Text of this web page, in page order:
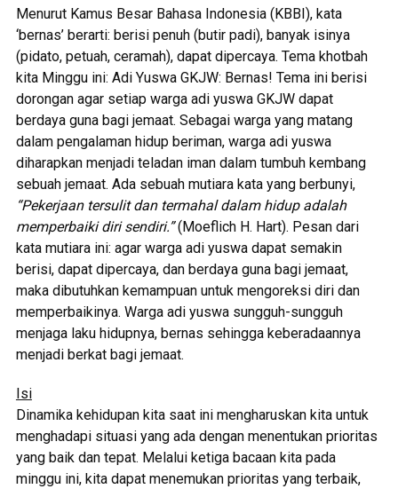
Menurut Kamus Besar Bahasa Indonesia (KBBI), kata
‘bernas’ berarti: berisi penuh (butir padi), banyak isinya
(pidato, petuah, ceramah), dapat dipercaya. Tema khotbah
kita Minggu ini: Adi Yuswa GKJW: Bernas! Tema ini berisi
dorongan agar setiap warga adi yuswa GKJW dapat
berdaya guna bagi jemaat. Sebagai warga yang matang
dalam pengalaman hidup beriman, warga adi yuswa
diharapkan menjadi teladan iman dalam tumbuh kembang
sebuah jemaat. Ada sebuah mutiara kata yang berbunyi,
“Pekerjaan tersulit dan termahal dalam hidup adalah
memperbaiki diri sendiri.”(Moeflich H. Hart). Pesan dari
kata mutiara ini: agar warga adi yuswa dapat semakin
berisi, dapat dipercaya, dan berdaya guna bagi jemaat,
maka dibutuhkan kemampuan untuk mengoreksi diri dan
memperbaikinya. Warga adi yuswa sungguh-sungguh
menjaga laku hidupnya, bernas sehingga keberadaannya
menjadi berkat bagi jemaat.
Isi
Dinamika kehidupan kita saat ini mengharuskan kita untuk
menghadapi situasi yang ada dengan menentukan prioritas
yang baik dan tepat. Melalui ketiga bacaan kita pada
minggu ini, kita dapat menemukan prioritas yang terbaik,